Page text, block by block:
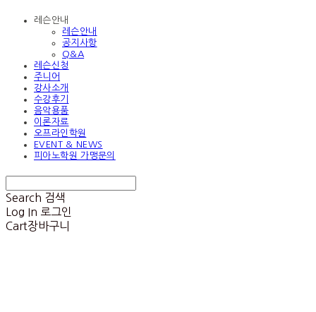
레슨안내
레슨안내
공지사항
Q&A
레슨신청
주니어
강사소개
수강후기
음악용품
이론자료
오프라인학원
EVENT & NEWS
피아노학원 가맹문의
Search 검색
Log In 로그인
Cart장바구니